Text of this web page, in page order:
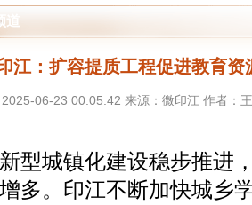
道
江：扩容提质工程促进‌教育资
06-23 00:05:42 来源：微印江 作者：
型城镇化建设稳步推进
多。印江不断加快城乡